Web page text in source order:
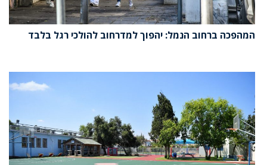
המהפכה ברחוב הנמל: יהפוך למדרחוב להולכי רגל בלבד